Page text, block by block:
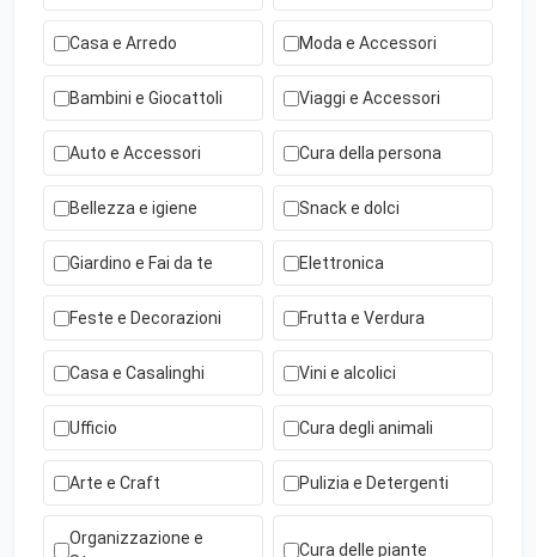
Casa e Arredo Moda e Accessori
Bambini e Giocattoli Viaggi e Accessori
Auto e Accessori Cura della persona
Bellezza e igiene Snack e dolci
Giardino e Fai da te Elettronica
Feste e Decorazioni Frutta e Verdura
Casa e Casalinghi Vini e alcolici
Ufficio Cura degli animali
Arte e Craft Pulizia e Detergenti
Organizzazione e
Cura delle piante